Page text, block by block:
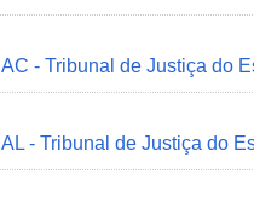
AC - Tribunal de Justiça do
AL - Tribunal de Justiça do